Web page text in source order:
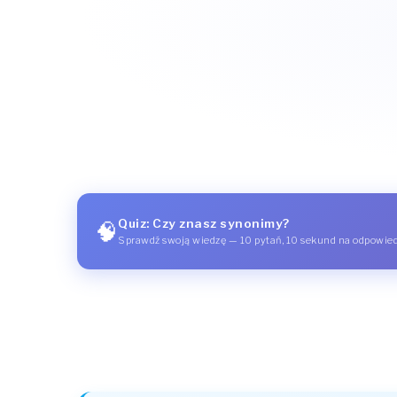
🧠 Quiz: Czy znasz synonimy?
Sprawdź swoją wiedzę — 10 pytań, 10 sekund na